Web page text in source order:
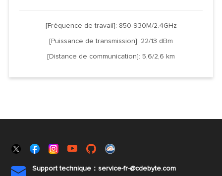
[Fréquence de travail]: 850-930M/2.4GHz
[Puissance de transmission]: 22/13 dBm
[Distance de communication]: 5,6/2,6 km

Support technique：service-fr-@cdebyte.com